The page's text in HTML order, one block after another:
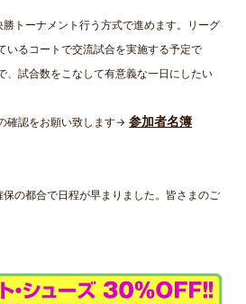
トーナメント行う方式で進めます。リーグ
いるコートで交流試合を実施する予定で
、試合数をこなして有意義な一日にしたい
確認をお願い致します→ 参加者名簿
の都合で日程が早まりました。皆さまのご